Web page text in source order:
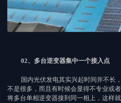
02、多台逆变器集中一个接入点
国内光伏发电其实兴起时间并不长
不是很多，而且有时候会显得不专业或
将多台单相逆变器接到同一相上，这样